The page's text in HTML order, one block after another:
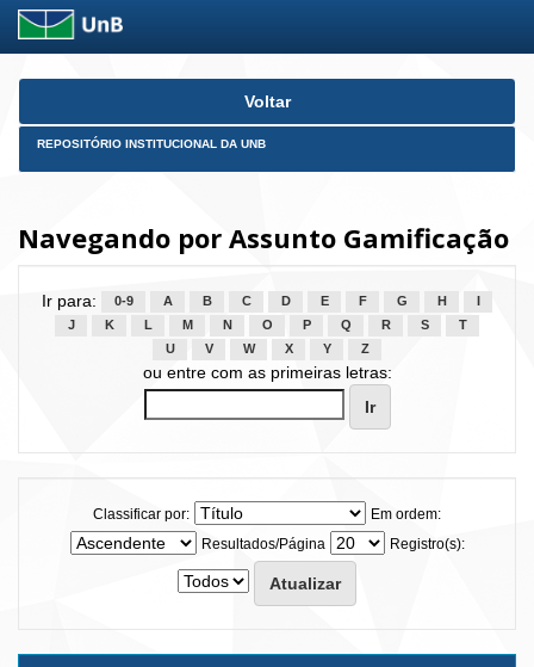
Skip
Voltar
REPOSITÓRIO INSTITUCIONAL DA UNB
Navegando por Assunto Gamificação
Ir para: 0-9 A B C D E F G H
J
K L M N O P Q R S
T
U
V W X Y Z
ou entre com as primeiras letras:
Classificar por:
Em ordem:
Resultados/Página
Registro(s):